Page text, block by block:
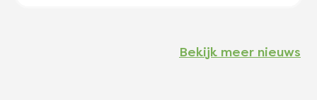
Bekijk meer nieuws